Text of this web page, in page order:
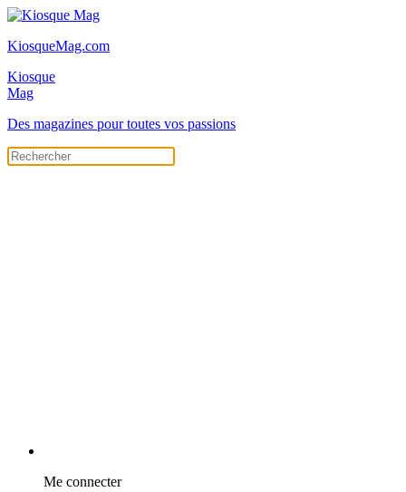
KiosqueMag.com
Kiosque
Mag
Des magazines pour toutes vos passions
Me connecter